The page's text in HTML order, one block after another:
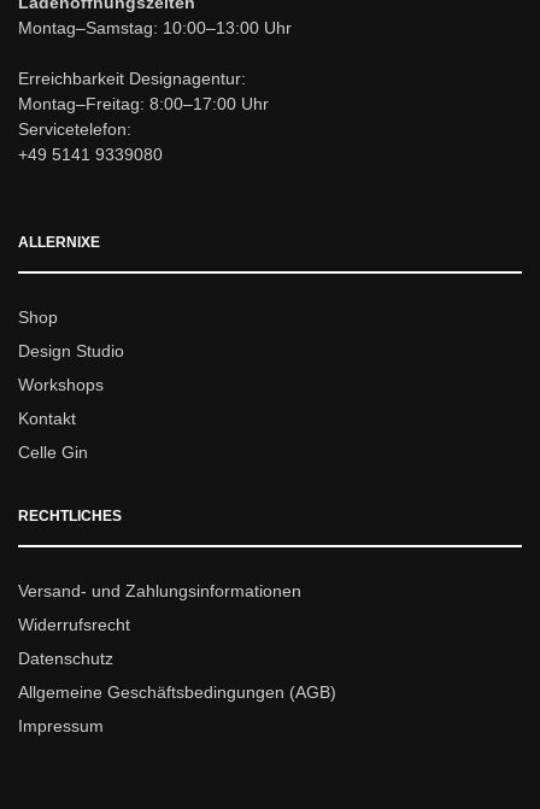
Montag–Samstag: 10:00–13:00 Uhr
Erreichbarkeit Designagentur:
Montag–Freitag: 8:00–17:00 Uhr
Servicetelefon:
+49 5141 9339080
ALLERNIXE
Shop
Design Studio
Workshops
Kontakt
Celle Gin
RECHTLICHES
Versand- und Zahlungsinformationen
Widerrufsrecht
Datenschutz
Allgemeine Geschäftsbedingungen (AGB)
Impressum